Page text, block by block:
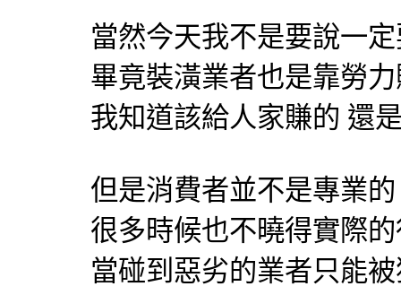
當然今天我不是要說一
畢竟裝潢業者也是靠勞
我知道該給人家賺的 還
但是消費者並不是專業的
很多時候也不曉得實際
當碰到惡劣的業者只能